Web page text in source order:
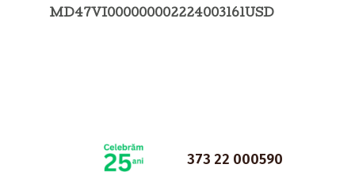
MD47VI000000002224003161USD
373 22 000590